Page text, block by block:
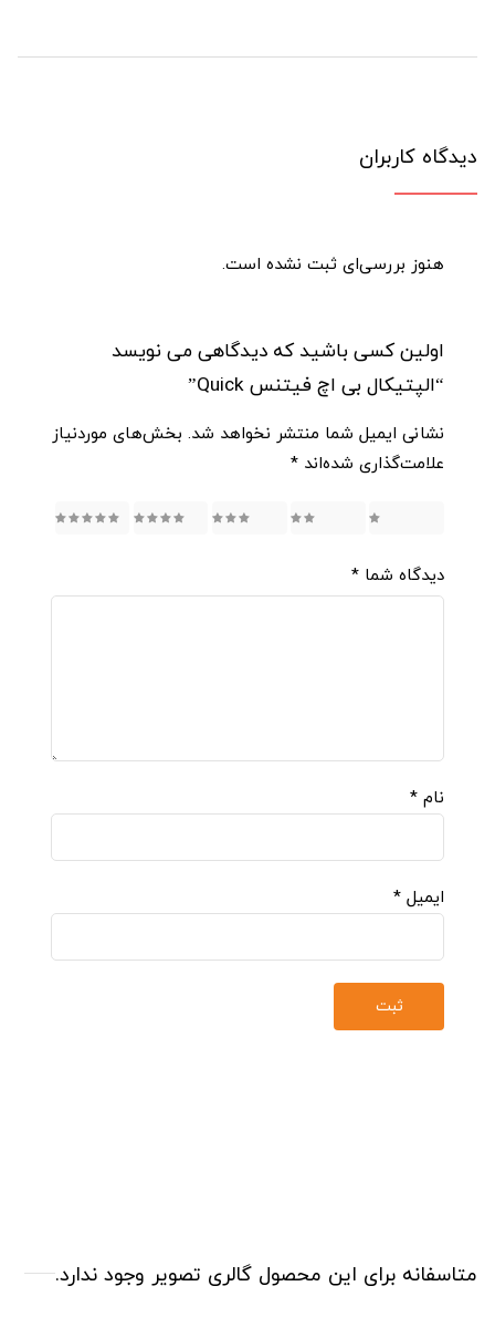
دیدگاه کاربران
هنوز بررسی‌ای ثبت نشده است.
اولین کسی باشید که دیدگاهی می نویسد
“الپتیکال بی اچ فیتنس Quick”
نشانی ایمیل شما منتشر نخواهد شد. بخش‌های موردنیاز
علامت‌گذاری شده‌اند *
5
دیدگاه شما *
نام *
ایمیل *
متاسفانه برای این محصول گالری تصویر وجود ندارد.